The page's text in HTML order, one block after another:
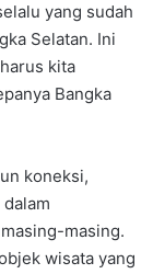
yang sudah
Selatan. Ini
kita
Bangka
koneksi,
masing.
wisata yang